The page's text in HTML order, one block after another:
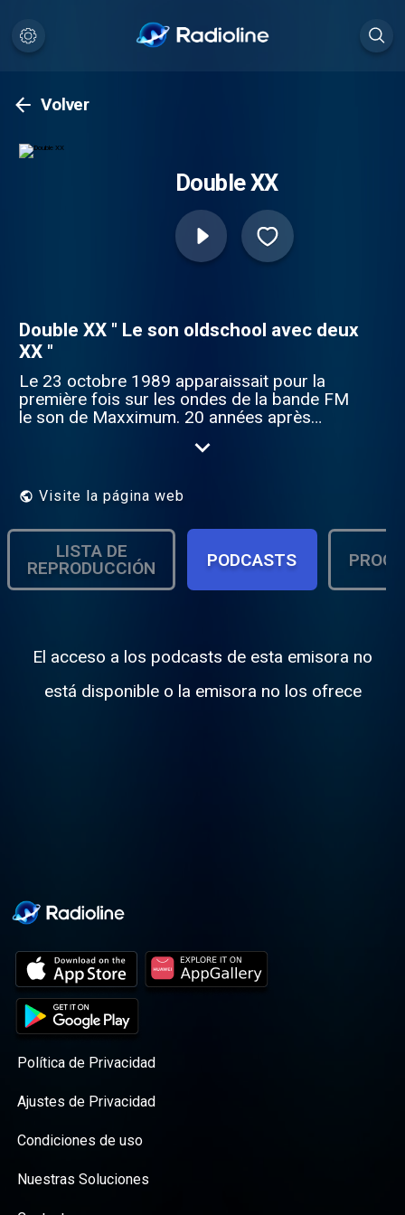
Volver
Double XX
Double XX " Le son oldschool avec deux
XX "
Le 23 octobre 1989 apparaissait pour la
première fois sur les ondes de la bande FM
le son de Maxximum. 20 années après
son Maxximum . Retrouvez tous les titres
Visite la página web
LISTA DE
REPRODUCCIÓN
PODCASTS
El acceso a los podcasts de esta emisora no
está disponible o la emisora no los ofrece
Política de Privacidad
Ajustes de Privacidad
Condiciones de uso
Nuestras Soluciones